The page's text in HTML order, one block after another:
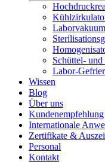
Schüttel-
Labor-
Wissen
Blog
Über uns
Kundenempfehlung
Internationale
Zertifikate &
Personal
Kontakt